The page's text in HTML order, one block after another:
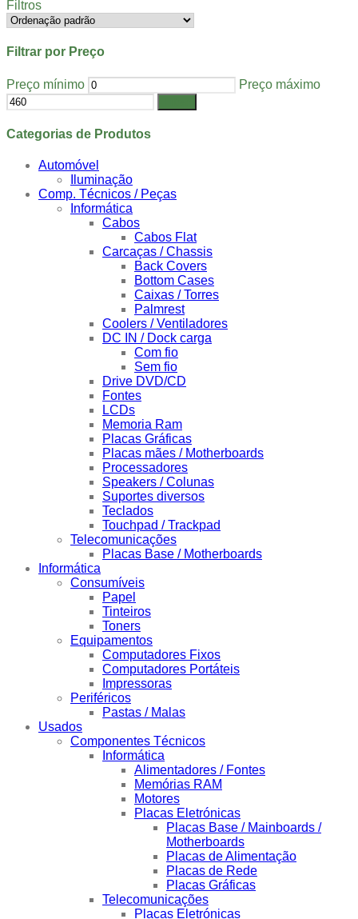
Filtros
Filtrar por Preço
Preço mínimo Preço máximo
Categorias de Produtos
Automóvel
Iluminação
Comp. Técnicos / Peças
Informática
Cabos
Cabos Flat
Carcaças / Chassis
Back Covers
Bottom Cases
Caixas / Torres
Palmrest
Coolers / Ventiladores
DC IN / Dock carga
Com fio
Sem fio
Drive DVD/CD
Fontes
LCDs
Memoria Ram
Placas Gráficas
Placas mães / Motherboards
Processadores
Speakers / Colunas
Suportes diversos
Teclados
Touchpad / Trackpad
Telecomunicações
Placas Base / Motherboards
Informática
Consumíveis
Papel
Tinteiros
Toners
Equipamentos
Computadores Fixos
Computadores Portáteis
Impressoras
Periféricos
Pastas / Malas
Usados
Componentes Técnicos
Informática
Alimentadores / Fontes
Memórias RAM
Motores
Placas Eletrónicas
Placas Base / Mainboards /
Motherboards
Placas de Alimentação
Placas de Rede
Placas Gráficas
Telecomunicações
Placas Eletrónicas